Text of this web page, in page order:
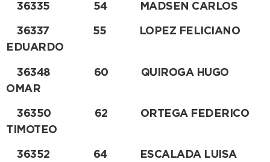
36335 54 MADSEN CARLOS
36337 55 LOPEZ FELICIANO
EDUARDO
36348 60 QUIROGA HUGO
OMAR
36350 62 ORTEGA FEDERICO
TIMOTEO
36352 64 ESCALADA LUISA